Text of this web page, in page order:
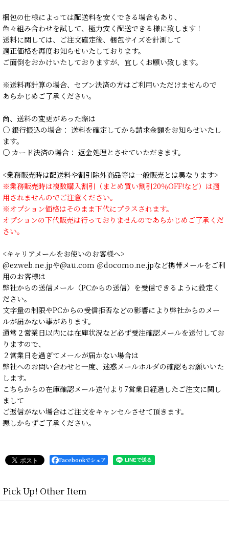
梱包の仕様によっては配送料を安くできる場合もあり、
色々組み合わせを試して、極力安く配送できる様に致します！
送料に関しては、ご注文確定後、梱包サイズを計測して
適正価格を再度お知らせいたしております。
ご面倒をおかけいたしておりますが、宜しくお願い致します。
※送料再計算の場合、セブン決済の方はご利用いただけませんので
あらかじめご了承ください。
尚、送料の変更があった際は
○ 銀行振込の場合： 送料を確定してから請求金額をお知らせいたし
ます。
○ カード決済の場合： 返金処理とさせていただきます。
<業務販売時は配送料や割引除外商品等は一般販売とは異なります>
※業務販売時は複数購入割引（まとめ買い割引20％OFF!など）は適
用されませんのでご注意ください。
※オプション価格はそのまま下代にプラスされます。
オプションの下代販売は行っておりませんのであらかじめご了承くだ
さい。
<キャリアメールをお使いのお客様へ>
@ezweb.ne.jpや@au.com ＠docomo.ne.jpなど携帯メールをご利
用のお客様は
弊社からの送信メール（PCからの送信）を受信できるように設定く
ださい。
文字量の制限やPCからの受信拒否などの影響により弊社からのメー
ルが届かない事があります。
通常２営業日以内には在庫状況など必ず受注確認メールを送付してお
りますので、
２営業日を過ぎてメールが届かない場合は
弊社へのお問い合わせと一度、迷惑メールホルダの確認もお願いいた
します。
こちらからの在庫確認メール送付より7営業日経過したご注文に関し
まして
ご返信がない場合はご注文をキャンセルさせて頂きます。
悪しからずご了承ください。
Facebookでシェア
Pick Up! Other Item